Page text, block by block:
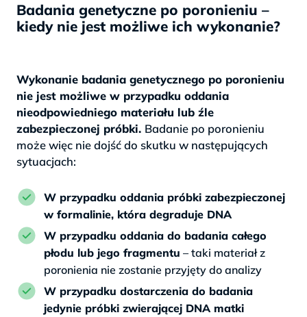
Badania genetyczne po poronieniu –
kiedy nie jest możliwe ich wykonanie?
Wykonanie badania genetycznego po poronieniu
nie jest możliwe w przypadku oddania
nieodpowiedniego materiału lub źle
zabezpieczonej próbki. Badanie po poronieniu
może więc nie dojść do skutku w następujących
sytuacjach:
W przypadku oddania próbki zabezpieczonej
w formalinie, która degraduje DNA
W przypadku oddania do badania całego
płodu lub jego fragmentu – taki materiał z
poronienia nie zostanie przyjęty do analizy
W przypadku dostarczenia do badania
jedynie próbki zwierającej DNA matki